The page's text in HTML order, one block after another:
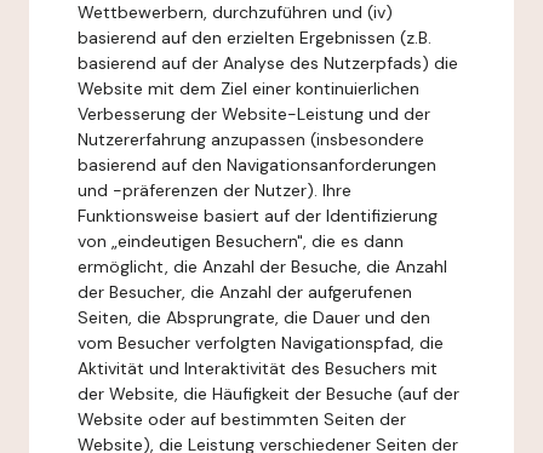
Wettbewerbern, durchzuführen und (iv)
basierend auf den erzielten Ergebnissen (z.B.
basierend auf der Analyse des Nutzerpfads) die
Website mit dem Ziel einer kontinuierlichen
Verbesserung der Website-Leistung und der
Nutzererfahrung anzupassen (insbesondere
basierend auf den Navigationsanforderungen
und -präferenzen der Nutzer). Ihre
Funktionsweise basiert auf der Identifizierung
von „eindeutigen Besuchern", die es dann
ermöglicht, die Anzahl der Besuche, die Anzahl
der Besucher, die Anzahl der aufgerufenen
Seiten, die Absprungrate, die Dauer und den
vom Besucher verfolgten Navigationspfad, die
Aktivität und Interaktivität des Besuchers mit
der Website, die Häufigkeit der Besuche (auf der
Website oder auf bestimmten Seiten der
Website), die Leistung verschiedener Seiten der